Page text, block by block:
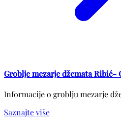
Groblje mezarje džemata Ribić-
Informacije o groblju mezarje
Saznajte više